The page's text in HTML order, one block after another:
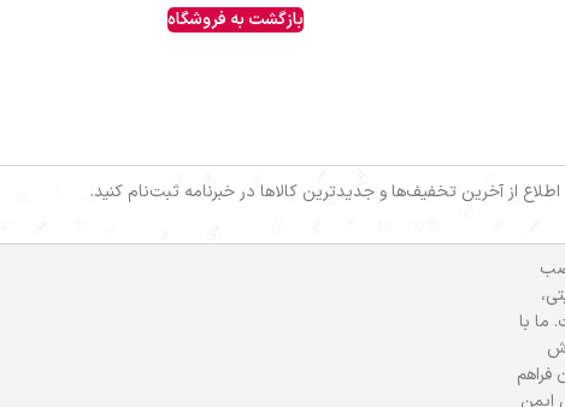
بازگشت به فروشگاه
از آخرین تخفیف‌ها و جدیدترین کالاها در خبرنامه ثبت‌نام کنید.
ما با
فراهم
ایمن